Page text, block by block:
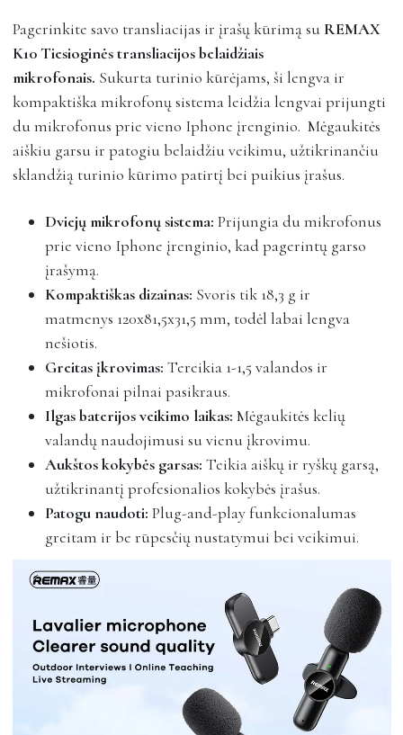
Pagerinkite savo transliacijas ir įrašų kūrimą su REMAX
K10 Tiesioginės transliacijos belaidžiais
mikrofonais. Sukurta turinio kūrėjams, ši lengva ir
kompaktiška mikrofonų sistema leidžia lengvai prijungti
du mikrofonus prie vieno Iphone įrenginio. Mėgaukitės
aiškiu garsu ir patogiu belaidžiu veikimu, užtikrinančiu
sklandžią turinio kūrimo patirtį bei puikius įrašus.
Dviejų mikrofonų sistema: Prijungia du mikrofonus
prie vieno Iphone įrenginio, kad pagerintų garso
įrašymą.
Kompaktiškas dizainas: Svoris tik 18,3 g ir
matmenys 120x81,5x31,5 mm, todėl labai lengva
nešiotis.
Greitas įkrovimas: Tereikia 1-1,5 valandos ir
mikrofonai pilnai pasikraus.
Ilgas baterijos veikimo laikas: Mėgaukitės kelių
valandų naudojimusi su vienu įkrovimu.
Aukštos kokybės garsas: Teikia aiškų ir ryškų garsą,
užtikrinantį profesionalios kokybės įrašus.
Patogu naudoti: Plug-and-play funkcionalumas
greitam ir be rūpesčių nustatymui bei veikimui.